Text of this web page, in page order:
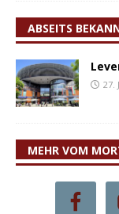
ABSEITS
27.
MEHR VOM